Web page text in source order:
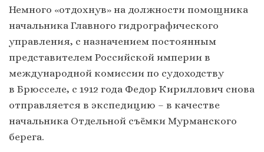
Немного «отдохнув» на должности помощника
начальника Главного гидрографического
управления, с назначением постоянным
представителем Российской империи в
международной комиссии по судоходству
в Брюсселе, с 1912 года Федор Кириллович снова
отправляется в экспедицию – в качестве
начальника Отдельной съёмки Мурманского
берега.